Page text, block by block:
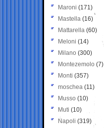
Maroni (171)
Mastella (16)
Mattarella (60)
Meloni (14)
Milano (300)
Montezemolo (7)
Monti (357)
moschea (11)
Musso (10)
Muti (10)
Napoli (319)